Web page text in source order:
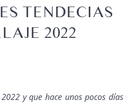
TENDECIAS
2022
y que hace unos pocos días